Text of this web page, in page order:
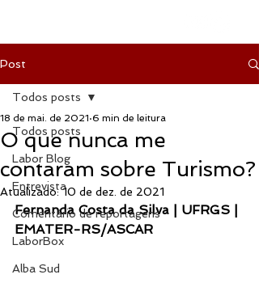
Post
Todos posts
Labor Blog
Entrevista
Comentário de reportagens
LaborBox
Alba Sud
Todos posts
O que nunca me
contaram sobre Turismo?
18 de mai. de 2021 6 min de leitura
Atualizado:10 de dez. de 2021
Fernanda Costa da Silva | UFRGS |
EMATER-RS/ASCAR